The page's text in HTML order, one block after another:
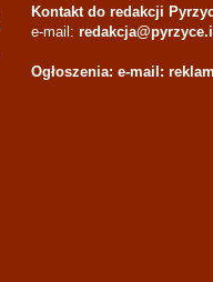
Kontakt do redakcji
e-mail:
Ogłoszenia: e-mail: